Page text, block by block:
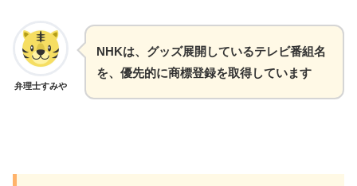
弁理士すみや
NHKは、グッズ展開しているテレビ番組名
を、優先的に商標登録を取得しています